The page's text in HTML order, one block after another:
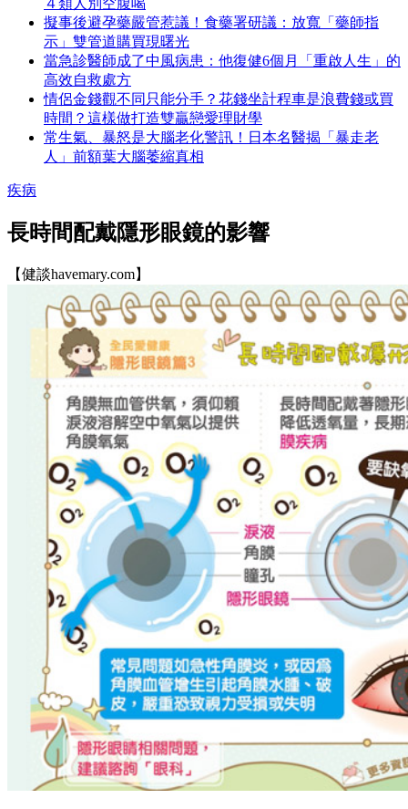
擬事後避孕藥嚴管惹議！食藥署研議：放寬「藥師指
示」雙管道購買現曙光
當急診醫師成了中風病患：他復健6個月「重啟人生」的
高效自救處方
情侶金錢觀不同只能分手？花錢坐計程車是浪費錢或買
時間？這樣做打造雙贏戀愛理財學
常生氣、暴怒是大腦老化警訊！日本名醫揭「暴走老
人」前額葉大腦萎縮真相
疾病
長時間配戴隱形眼鏡的影響
【健談havemary.com】